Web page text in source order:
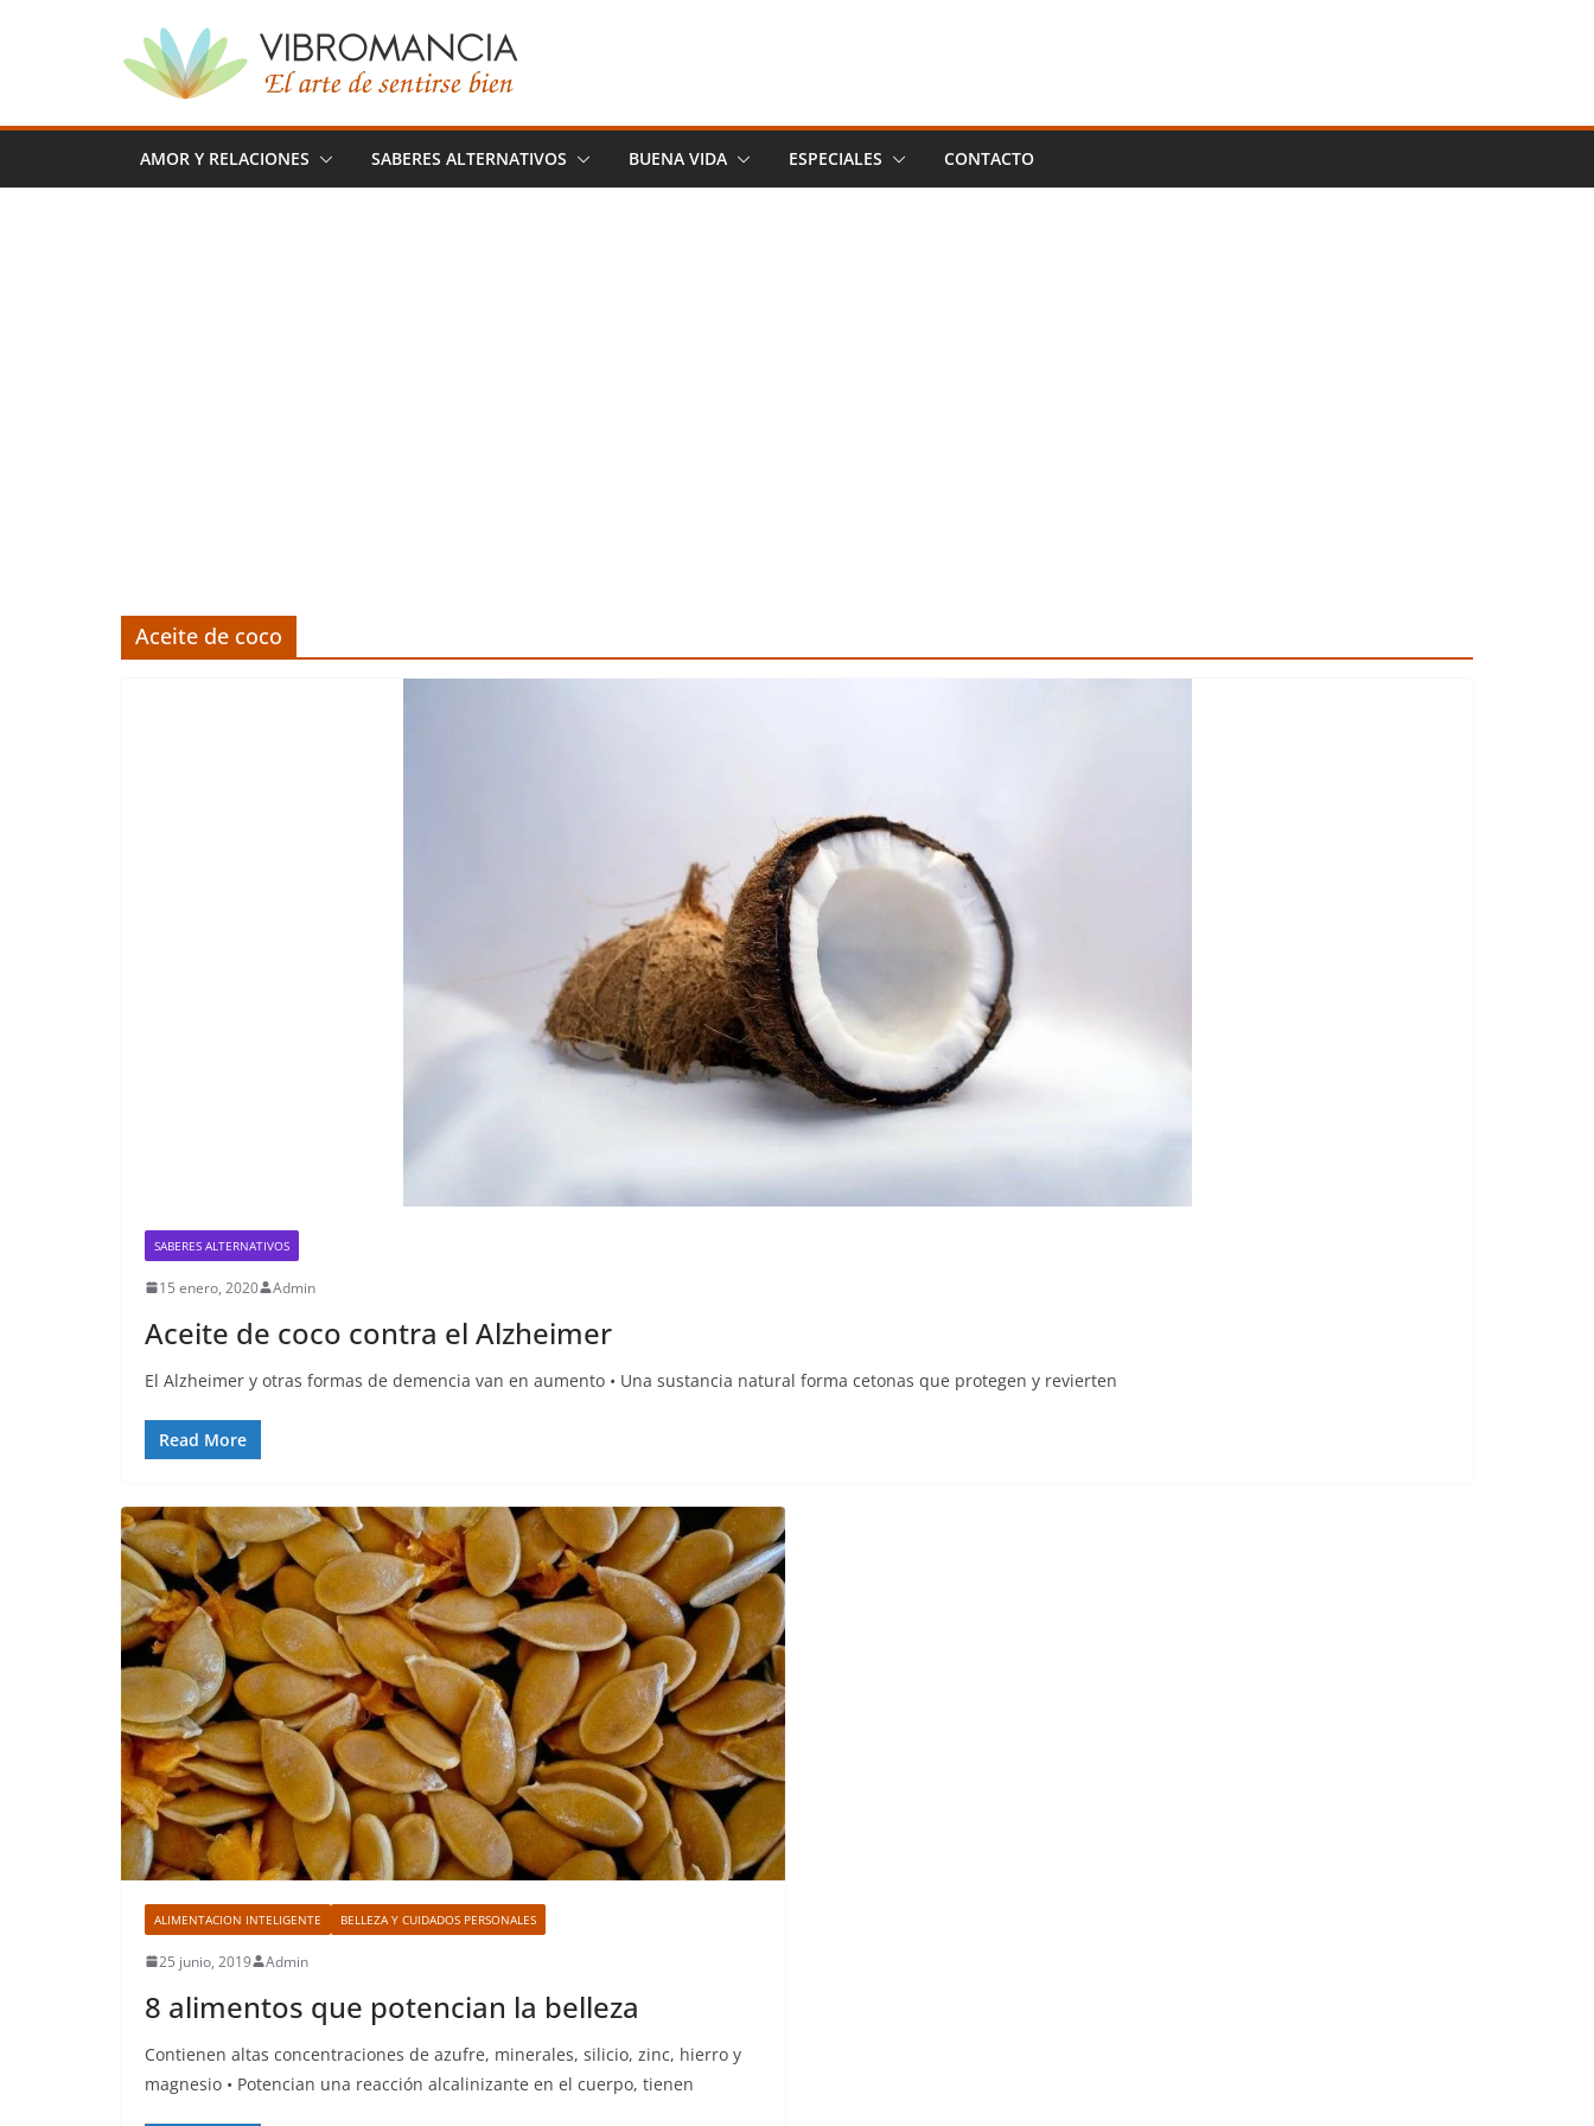
AMOR Y RELACIONES SABERES ALTERNATIVOS BUENA VIDA ESPECIALES CONTACTO
Aceite de coco
SABERES ALTERNATIVOS
15 enero, 2020 Admin
Aceite de coco contra el Alzheimer
El Alzheimer y otras formas de demencia van en aumento • Una sustancia natural forma cetonas que protegen y revierten
Read More
ALIMENTACION INTELIGENTE BELLEZA Y CUIDADOS PERSONALES
25 junio, 2019 Admin
8 alimentos que potencian la belleza
Contienen altas concentraciones de azufre, minerales, silicio, zinc, hierro y
magnesio • Potencian una reacción alcalinizante en el cuerpo, tienen